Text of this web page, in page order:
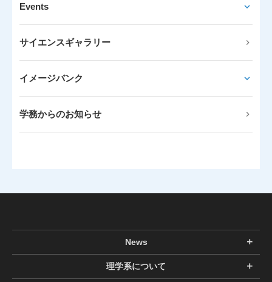
Events
サイエンスギャラリー
イメージバンク
学務からのお知らせ
News
理学系について